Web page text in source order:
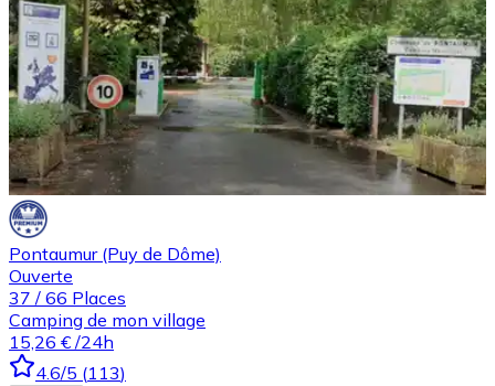
Pontaumur (Puy de Dôme)
Ouverte
37 / 66 Places
Camping de mon village
15,26 € /24h
4.6/5 (113)